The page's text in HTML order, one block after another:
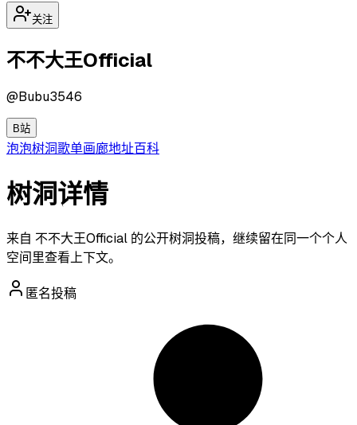
关注
不不大王Official
@Bubu3546
B站
泡泡树洞歌单画廊地址百科
树洞详情
来自 不不大王Official 的公开树洞投稿，继续留在同一个个人
空间里查看上下文。
匿名投稿